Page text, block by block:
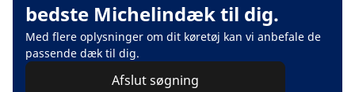
bedste Michelindæk til dig.
Med flere oplysninger om dit køretøj kan vi anbefale de
passende dæk til dig.
Afslut søgning